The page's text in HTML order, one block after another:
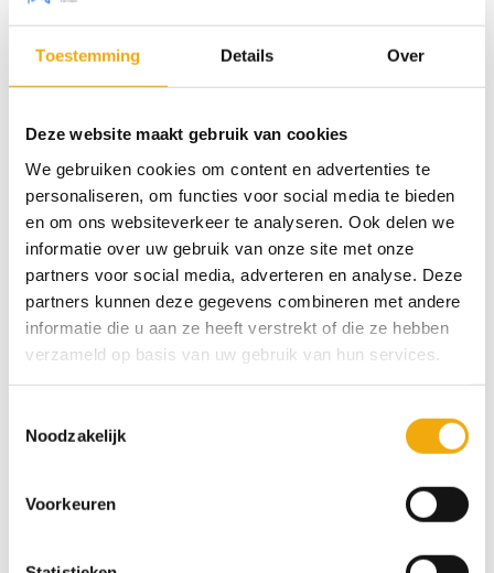
Toestemming Details Over
Deze website maakt gebruik van cookies
We gebruiken cookies om content en advertenties te
personaliseren, om functies voor social media te bieden
en om ons websiteverkeer te analyseren. Ook delen we
informatie over uw gebruik van onze site met onze
partners voor social media, adverteren en analyse. Deze
partners kunnen deze gegevens combineren met andere
informatie die u aan ze heeft verstrekt of die ze hebben
verzameld op basis van uw gebruik van hun services.
Noodzakelijk
Voorkeuren
€3,27 - €24,12Prijsklasse:
€ 3,27
€ 24,12
Toevoegen aan winkelwagen
SKU:N/B
Categorieën: Modern
Aluminium